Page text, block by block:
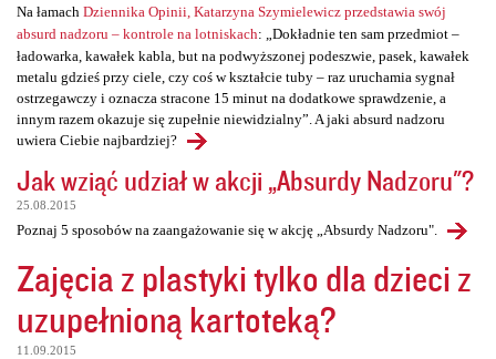
Na łamach Dziennika Opinii, Katarzyna Szymielewicz przedstawia swój
absurd nadzoru – kontrole na lotniskach: „Dokładnie ten sam przedmiot –
ładowarka, kawałek kabla, but na podwyższonej podeszwie, pasek, kawałek
metalu gdzieś przy ciele, czy coś w kształcie tuby – raz uruchamia sygnał
ostrzegawczy i oznacza stracone 15 minut na dodatkowe sprawdzenie, a
innym razem okazuje się zupełnie niewidzialny”. A jaki absurd nadzoru
uwiera Ciebie najbardziej?
Jak wziąć udział w akcji „Absurdy Nadzoru"?
25.08.2015
Poznaj 5 sposobów na zaangażowanie się w akcję „Absurdy Nadzoru".
Zajęcia z plastyki tylko dla dzieci z
uzupełnioną kartoteką?
11.09.2015